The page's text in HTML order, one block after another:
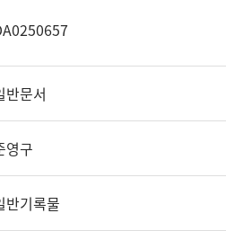
반문서
영구
반기록물